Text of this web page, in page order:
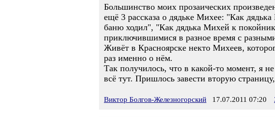
Большинство моих прозаических
ещё 3 рассказа о дядьке Михее: "Как
баню ходил", "Как дядька Михей к
приключившимися в разное время с
Живёт в Красноярске некто Михеев,
раз именно о нём.
Так получилось, что в какой-то момент, я
всё тут. Пришлось завести вторую
Виктор Болгов-Железногорский 17.07.2011 07:20